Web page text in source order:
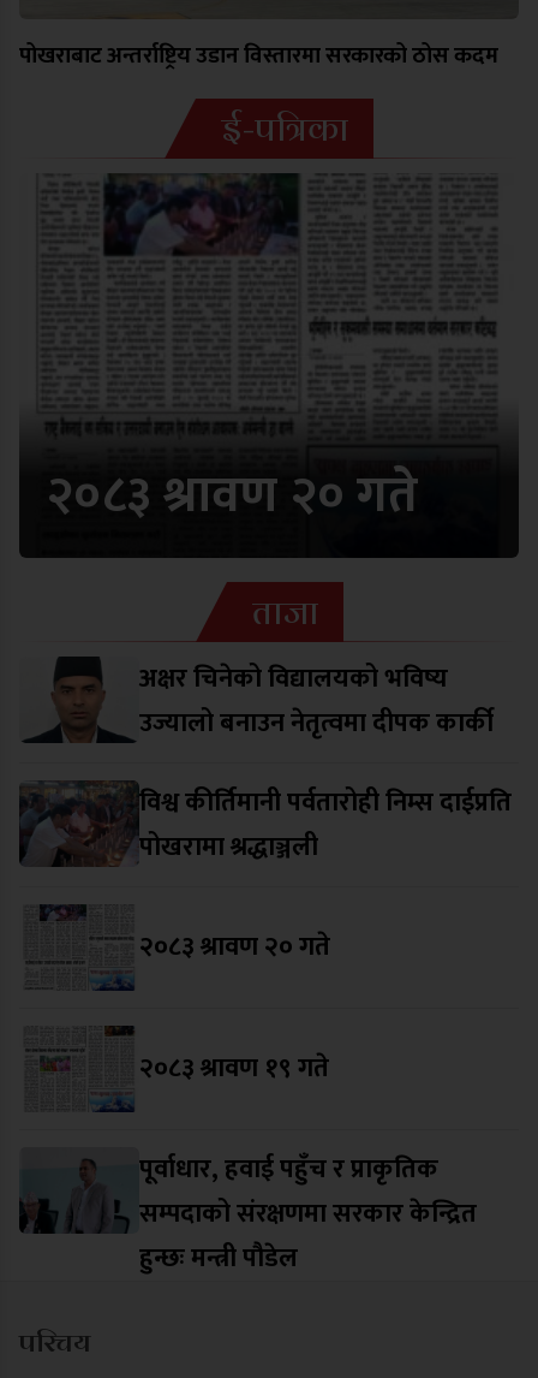
पोखराबाट अन्तर्राष्ट्रिय उडान विस्तारमा सरकारको ठोस कदम
ई-पत्रिका
२०८३ श्रावण २० गते
ताजा
अक्षर चिनेको विद्यालयको भविष्य
उज्यालो बनाउन नेतृत्वमा दीपक कार्की
विश्व कीर्तिमानी पर्वतारोही निम्स दाईप्रति
पोखरामा श्रद्धाञ्जली
२०८३ श्रावण २० गते
२०८३ श्रावण १९ गते
पूर्वाधार, हवाई पहुँच र प्राकृतिक
सम्पदाको संरक्षणमा सरकार केन्द्रित
हुन्छः मन्त्री पौडेल
परिचय